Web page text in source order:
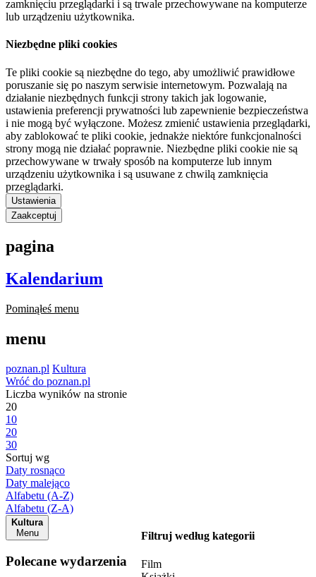
zamknięciu przeglądarki i są trwale przechowywane na komputerze
lub urządzeniu użytkownika.
Niezbędne pliki cookies
Te pliki cookie są niezbędne do tego, aby umożliwić prawidłowe
poruszanie się po naszym serwisie internetowym. Pozwalają na
działanie niezbędnych funkcji strony takich jak logowanie,
ustawienia preferencji prywatności lub zapewnienie bezpieczeństwa
i nie mogą być wyłączone. Możesz zmienić ustawienia przeglądarki,
aby zablokować te pliki cookie, jednakże niektóre funkcjonalności
strony mogą nie działać poprawnie. Niezbędne pliki cookie nie są
przechowywane w trwały sposób na komputerze lub innym
urządzeniu użytkownika i są usuwane z chwilą zamknięcia
przeglądarki.
Ustawienia
Zaakceptuj
pagina
Kalendarium
Pominąłeś menu
menu
poznan.pl Kultura
Wróć do poznan.pl
Liczba wyników na stronie
20
10
20
30
Sortuj wg
Daty rosnąco
Daty malejąco
Alfabetu (A-Z)
Alfabetu (Z-A)
Kultura
Menu
Polecane wydarzenia
Filtruj według kategorii
Film